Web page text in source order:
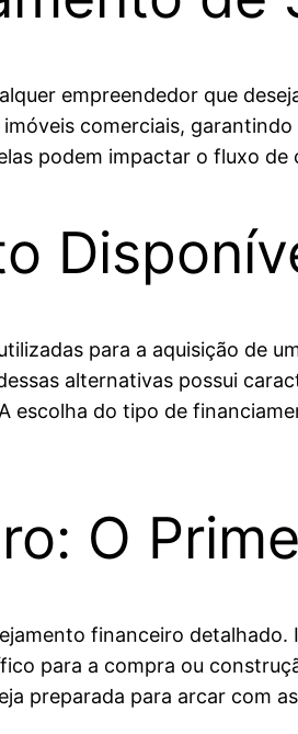
empreendedor que
comerciais,
podem impactar o fluxo de
para a aquisição de
alternativas possui
escolha do tipo de
O
financeiro detalhado.
para a compra ou
preparada para arcar com